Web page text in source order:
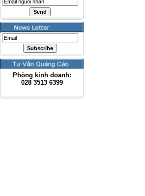
Phòng kinh doanh:
028 3513 6399